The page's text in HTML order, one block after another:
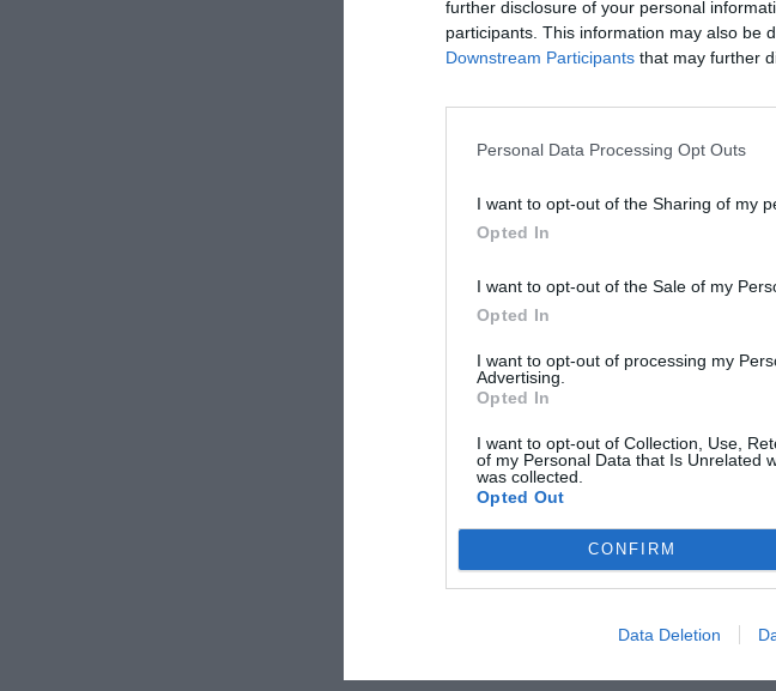
further disclosure of your personal
participants. This information may also be
Downstream Participants that may further
Personal Data Processing Opt Outs
I want to opt-out of the Sharing of my
Opted In
I want to opt-out of the Sale of my
Opted In
I want to opt-out of processing my
Advertising.
Opted In
I want to opt-out of Collection, Use,
of my Personal Data that Is Unrelated
was collected.
Opted Out
CONFIRM
Data Deletion